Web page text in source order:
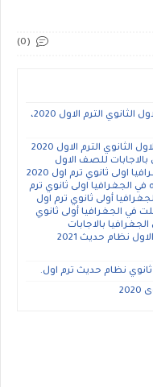
(0)
اسئلة التابلت في الجغرافيا للصف الاول الثانوي الترم الاول 2020،
روابط مقترحة في الجغرافيا للصف الاول الثانوي الترم الاول 2020
للصف الاول
الثانوي الترم الاول 2020 ملخص الجغرافيا اولى ثانوي ترم اول 2020
اولى ثانوي ترم
الجغرافيا أولى ثانوي ترم اول
اسئله التابلت في الجغرافيا أولى ثانوي
امتحان الجغرافيا بالاجابات
النموذجية للصف الاول الثانوي الترم الاول نظام حديث 2021
ثانوي نظام حديث ترم اول.